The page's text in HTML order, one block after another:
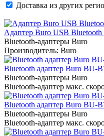
Доставка из других
Адаптер Buro USB Bluetooth
Bluetooth-адаптеры Buro
Производитель: Buro
Bluetooth адаптер Buro BU-
Bluetooth-адаптеры Buro
Bluetooth-адаптер макс.
Bluetooth адаптер Buro BU-
Bluetooth-адаптеры Buro
Bluetooth-адаптер макс.